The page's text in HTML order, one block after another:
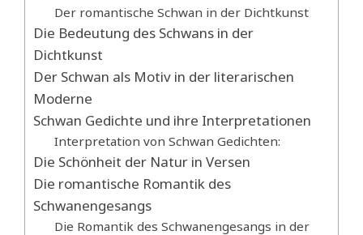
Der romantische Schwan in der Dichtkunst
Die Bedeutung des Schwans in der
Dichtkunst
Der Schwan als Motiv in der literarischen
Moderne
Schwan Gedichte und ihre Interpretationen
Interpretation von Schwan Gedichten:
Die Schönheit der Natur in Versen
Die romantische Romantik des
Schwanengesangs
Die Romantik des Schwanengesangs in der